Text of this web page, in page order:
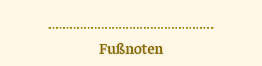
Fußnoten